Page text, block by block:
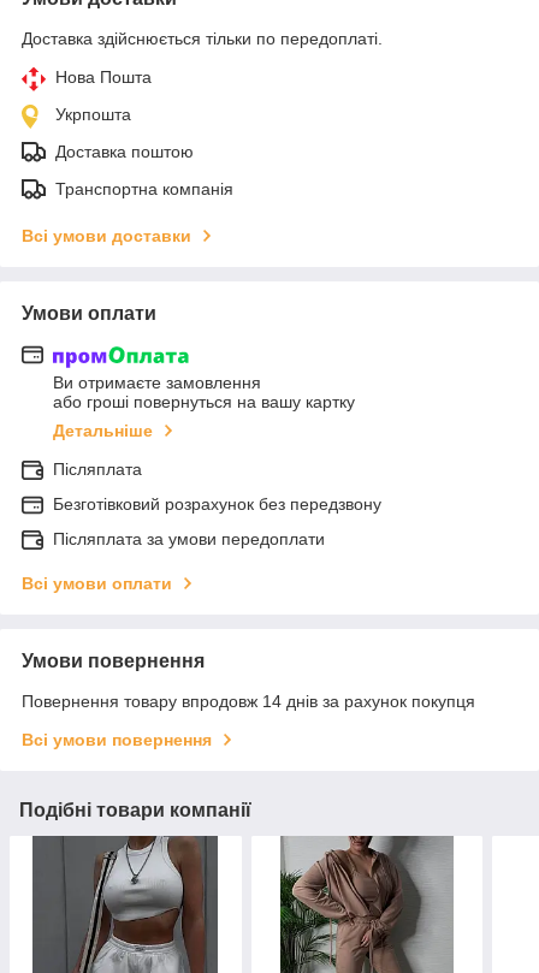
Доставка здійснюється тільки по передоплаті.
Нова Пошта
Укрпошта
Доставка поштою
Транспортна компанія
Всі умови доставки
Умови оплати
Ви отримаєте замовлення
або гроші повернуться на вашу картку
Детальніше
Післяплата
Безготівковий розрахунок без передзвону
Післяплата за умови передоплати
Всі умови оплати
Умови повернення
Повернення товару впродовж 14 днів за рахунок покупця
Всі умови повернення
Подібні товари компанії